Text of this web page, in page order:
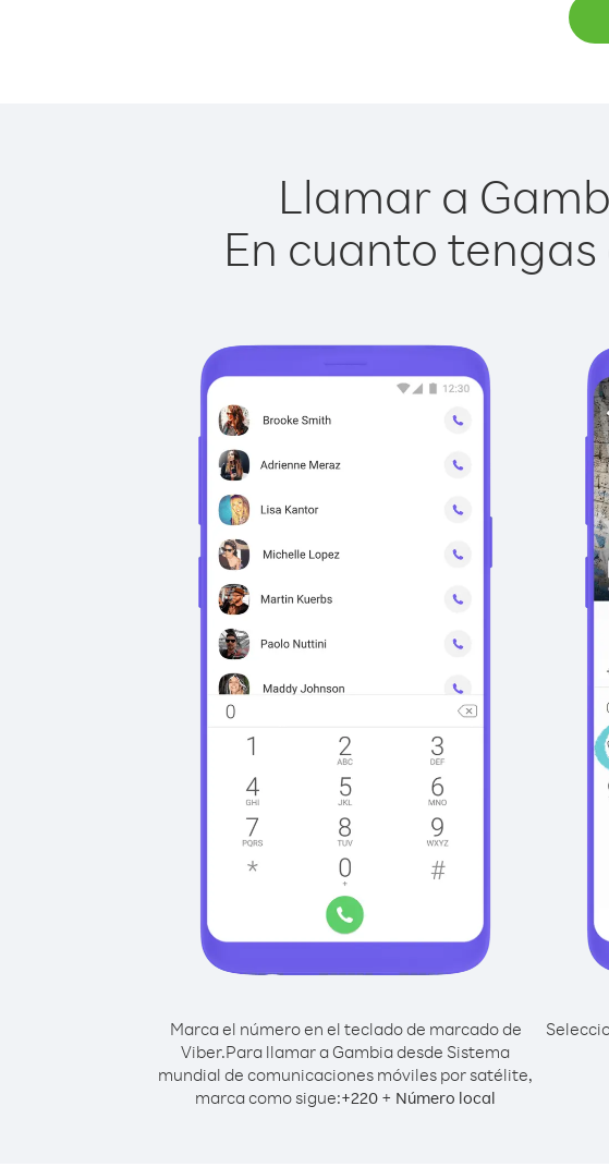
Llamar a
En cuanto
Marca el número en el teclado de marcado de
Viber.Para llamar a Gambia desde Sistema
mundial de comunicaciones móviles por satélite,
marca como sigue:+220 + Número local